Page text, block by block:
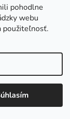
pohodlne
webu
použiteľnosť.
a vyzdvihni
odber:
objednáš